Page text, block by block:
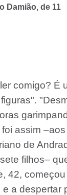
Damião, de 11
comigo? É
assim
de
filhos–
42,
e a despertar